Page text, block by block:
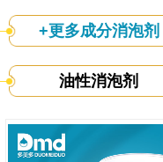
+更多成分消泡剂
油性消泡剂